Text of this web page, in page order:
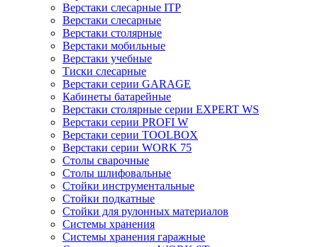
Верстаки слесарные ITP
Верстаки слесарные
Верстаки столярные
Верстаки мобильные
Верстаки учебные
Тиски слесарные
Верстаки серии GARAGE
Кабинеты батарейные
Верстаки столярные серии EXPERT WS
Верстаки серии PROFI W
Верстаки серии TOOLBOX
Верстаки серии WORK 75
Столы сварочные
Столы шлифовальные
Стойки инструментальные
Стойки подкатные
Стойки для рулонных материалов
Системы хранения
Системы хранения гаражные